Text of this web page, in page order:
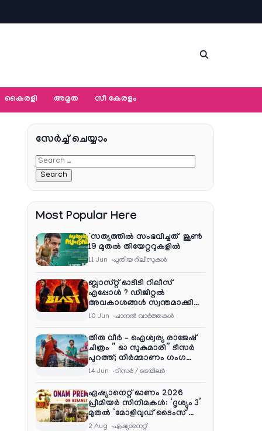
കൈരളി അമൃത സീ കേരളം
സേര്‍ച്ച്‌ ചെയ്യാം
Most Popular Here
‘സത്യത്തിൽ സംഭവിച്ചത്’ ജൂൺ
19 മുതൽ തിയേറ്ററുകളിൽ
11 Jun പുതിയ റിലീസുകള്‍
ബ്ലാസ്റ്റ് ഓടിടി റിലീസ്
എപ്പോൾ ? ഡിജിറ്റൽ
അവകാശങ്ങൾ സ്വന്തമാക്കി
നെറ്റ്ഫ്ലിക്സ്
10 Jun ചാനല്‍ വാര്‍ത്തകള്‍
തിരു വീർ – ഐശ്വര്യ രാജേഷ്
ചിത്രം ” ഓ സുകുമാരി” ടീസർ
പുറത്ത്; നിർമ്മാണം ഗംഗ
എന്റർടൈൻമെന്റ്‌സ്
14 Jun ടീസര്‍ / ട്രെയിലര്‍
ഏഷ്യാനെറ്റ് ഓണം 2026
പ്രീമിയർ സിനിമകൾ: ‘ദൃശ്യം 3’
മുതൽ ‘മോളിവുഡ് ടൈംസ്’
വരെ ആഘോഷ വിരുന്ന്
2 Aug ഏഷ്യാനെറ്റ്‌